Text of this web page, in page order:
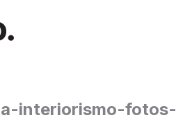
interiorismo-